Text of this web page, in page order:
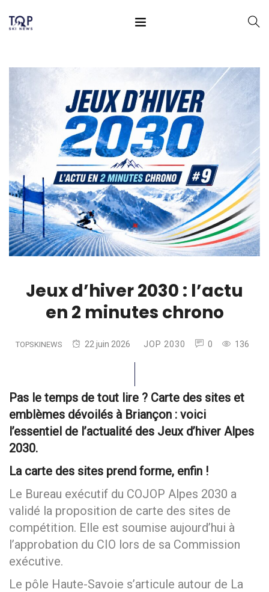
Jeux d’hiver 2030 : l’actu
en 2 minutes chrono
TOPSKINEWS 22 juin 2026 JOP 2030 0 136
Pas le temps de tout lire ? Carte des sites et
emblèmes dévoilés à Briançon : voici
l’essentiel de l’actualité des Jeux d’hiver Alpes
2030.
La carte des sites prend forme, enfin !
Le Bureau exécutif du COJOP Alpes 2030 a
validé la proposition de carte des sites de
compétition. Elle est soumise aujourd’hui à
l’approbation du CIO lors de sa Commission
exécutive.
Le pôle Haute-Savoie s’articule autour de La